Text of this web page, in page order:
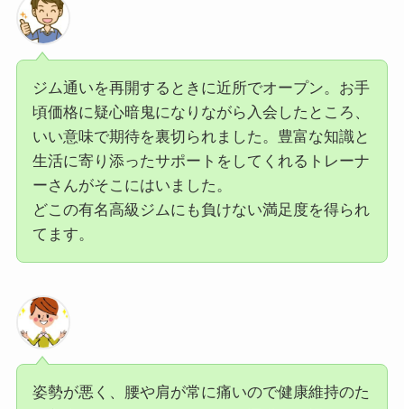
ジム通いを再開するときに近所でオープン。お手
頃価格に疑心暗鬼になりながら入会したところ、
いい意味で期待を裏切られました。豊富な知識と
生活に寄り添ったサポートをしてくれるトレーナ
ーさんがそこにはいました。
どこの有名高級ジムにも負けない満足度を得られ
てます。
姿勢が悪く、腰や肩が常に痛いので健康維持のた